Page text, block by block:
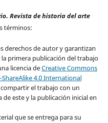
Revista de historia del arte
términos:
derechos de autor y garantizan
primera publicación del trabajo
licencia deCreative Commons
4.0 International
el trabajo con un
este y la publicación inicial en
que se entrega para su